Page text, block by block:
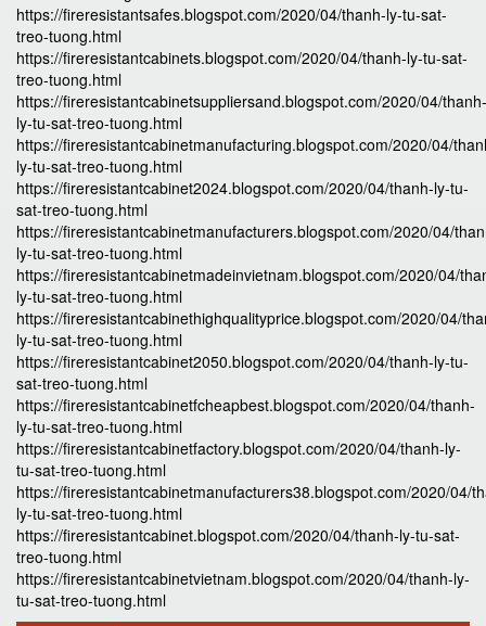
https://fireresistantsafes.blogspot.com/2020/04/thanh-ly-tu-sat-
treo-tuong.html
https://fireresistantcabinets.blogspot.com/2020/04/thanh-ly-tu-sat-
treo-tuong.html
https://fireresistantcabinetsuppliersand.blogspot.com/2020/04/thanh-
ly-tu-sat-treo-tuong.html
https://fireresistantcabinetmanufacturing.blogspot.com/2020/04/
ly-tu-sat-treo-tuong.html
https://fireresistantcabinet2024.blogspot.com/2020/04/thanh-ly-tu-
sat-treo-tuong.html
https://fireresistantcabinetmanufacturers.blogspot.com/2020/04/
ly-tu-sat-treo-tuong.html
https://fireresistantcabinetmadeinvietnam.blogspot.com/2020/04/
ly-tu-sat-treo-tuong.html
https://fireresistantcabinethighqualityprice.blogspot.com/2020/04/
ly-tu-sat-treo-tuong.html
https://fireresistantcabinet2050.blogspot.com/2020/04/thanh-ly-tu-
sat-treo-tuong.html
https://fireresistantcabinetfcheapbest.blogspot.com/2020/04/thanh-
ly-tu-sat-treo-tuong.html
https://fireresistantcabinetfactory.blogspot.com/2020/04/thanh-ly-
tu-sat-treo-tuong.html
https://fireresistantcabinetmanufacturers38.blogspot.com/2020/04/
ly-tu-sat-treo-tuong.html
https://fireresistantcabinet.blogspot.com/2020/04/thanh-ly-tu-sat-
treo-tuong.html
https://fireresistantcabinetvietnam.blogspot.com/2020/04/thanh-ly-
tu-sat-treo-tuong.html